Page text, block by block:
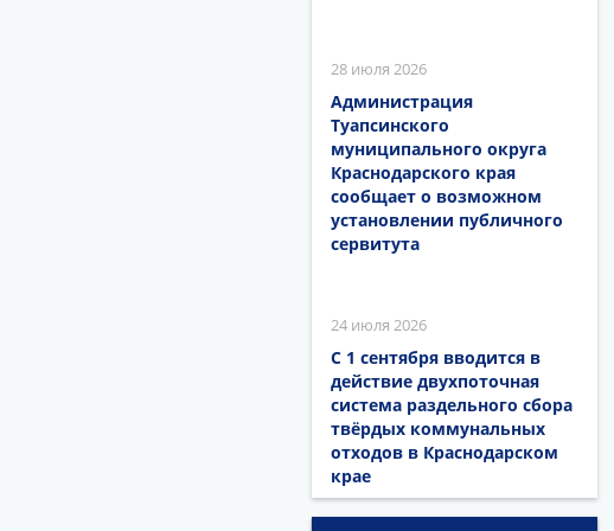
28 июля 2026
Администрация
Туапсинского
муниципального округа
Краснодарского края
сообщает о возможном
установлении публичного
сервитута
24 июля 2026
С 1 сентября вводится в
действие двухпоточная
система раздельного сбора
твёрдых коммунальных
отходов в Краснодарском
крае